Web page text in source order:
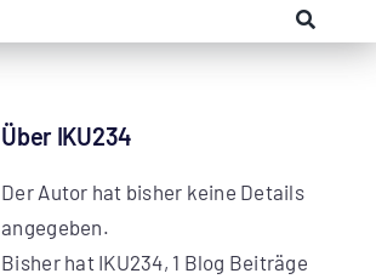
Über IKU234
Der Autor hat bisher keine Details
angegeben.
Bisher hat IKU234, 1 Blog Beiträge